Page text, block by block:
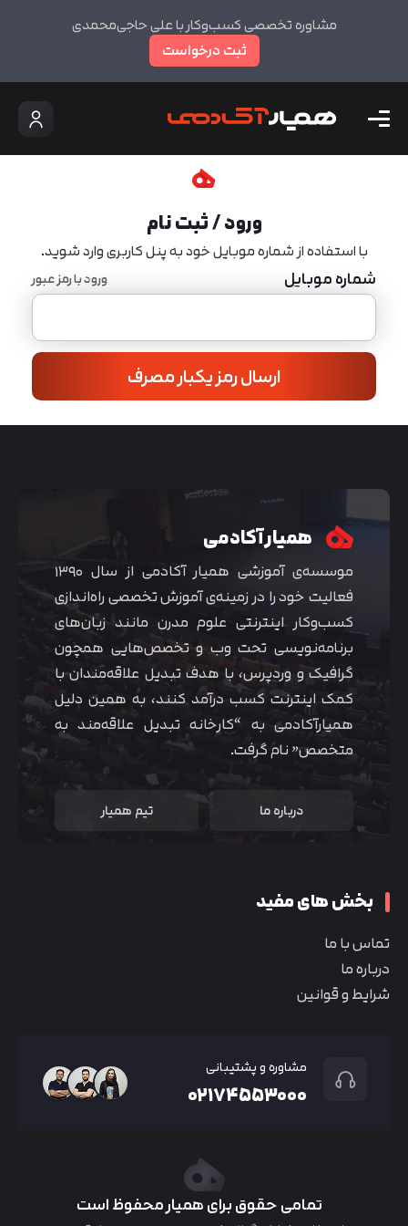
مشاوره تخصصی کسب‌وکار با علی حاجی‌محمدی
ثبت درخواست
ورود / ثبت نام
با استفاده از شماره موبایل خود به پنل کاربری وارد شوید.
شماره موبایل ورود با رمز عبور
ارسال رمز یکبار مصرف
همیار آکادمی
موسسه‌ی آموزشی همیار آکادمی از سال ۱۳۹۰
فعالیت خود را در زمینه‌ی آموزش تخصصی راه‌اندازی
کسب‌و‌کار اینترنتی علوم مدرن مانند زبان‌های
برنامه‌نویسی تحت وب و تخصص‌هایی همچون
گرافیک و وردپرس، با هدف تبدیل علاقه‌مندان با
کمک اینترنت کسب درآمد کنند، به همین دلیل
همیارآکادمی به “کارخانه تبدیل علاقه‌مند به
متخصص” نام گرفت.
درباره ما تیم همیار
بخش های مفید
تماس با ما
درباره ما
شرایط و قوانین
مشاوره و پشتیبانی
۰۲۱۷۴۵۵۳۰۰۰
تمامی حقوق برای همیار محفوظ است
متوجه شدم